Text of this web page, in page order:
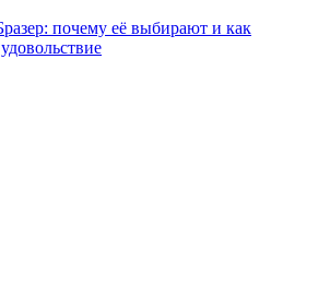
почему её выбирают и как